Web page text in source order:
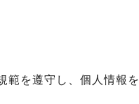
を遵守し、個人情報